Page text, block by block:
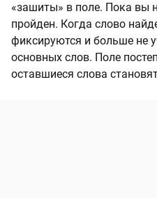
«зашиты» в поле. Пока вы
пройден. Когда слово
фиксируются и больше не
основных слов. Поле
оставшиеся слова